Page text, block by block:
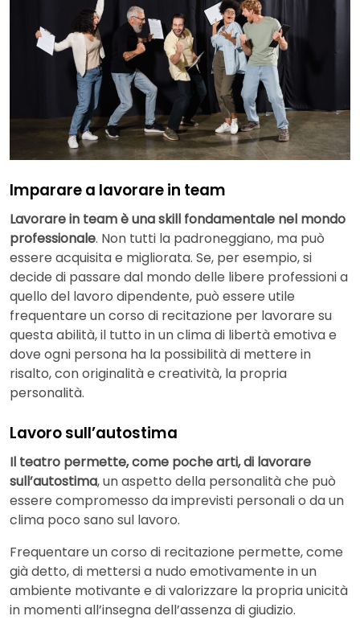
Imparare a lavorare in team
Lavorare in team è una skill fondamentale nel mondo
professionale. Non tutti la padroneggiano, ma può
essere acquisita e migliorata. Se, per esempio, si
decide di passare dal mondo delle libere professioni a
quello del lavoro dipendente, può essere utile
frequentare un corso di recitazione per lavorare su
questa abilità, il tutto in un clima di libertà emotiva e
dove ogni persona ha la possibilità di mettere in
risalto, con originalità e creatività, la propria
personalità.
Lavoro sull’autostima
Il teatro permette, come poche arti, di lavorare
sull’autostima, un aspetto della personalità che può
essere compromesso da imprevisti personali o da un
clima poco sano sul lavoro.
Frequentare un corso di recitazione permette, come
già detto, di mettersi a nudo emotivamente in un
ambiente motivante e di valorizzare la propria unicità
in momenti all’insegna dell’assenza di giudizio.